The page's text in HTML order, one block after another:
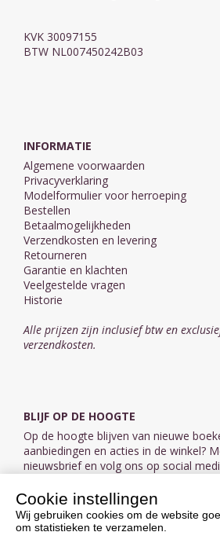
KVK 30097155
BTW NL007450242B03
INFORMATIE
Algemene voorwaarden
Privacyverklaring
Modelformulier voor herroeping
Bestellen
Betaalmogelijkheden
Verzendkosten en levering
Retourneren
Garantie en klachten
Veelgestelde vragen
Historie
Alle prijzen zijn inclusief btw en
verzendkosten.
BLIJF OP DE HOOGTE
Op de hoogte blijven van nieuwe
aanbiedingen en acties in de winkel?
nieuwsbrief en volg ons op social
Aanmelden
Cookie instellingen
Wij gebruiken cookies om de website
om statistieken te verzamelen.